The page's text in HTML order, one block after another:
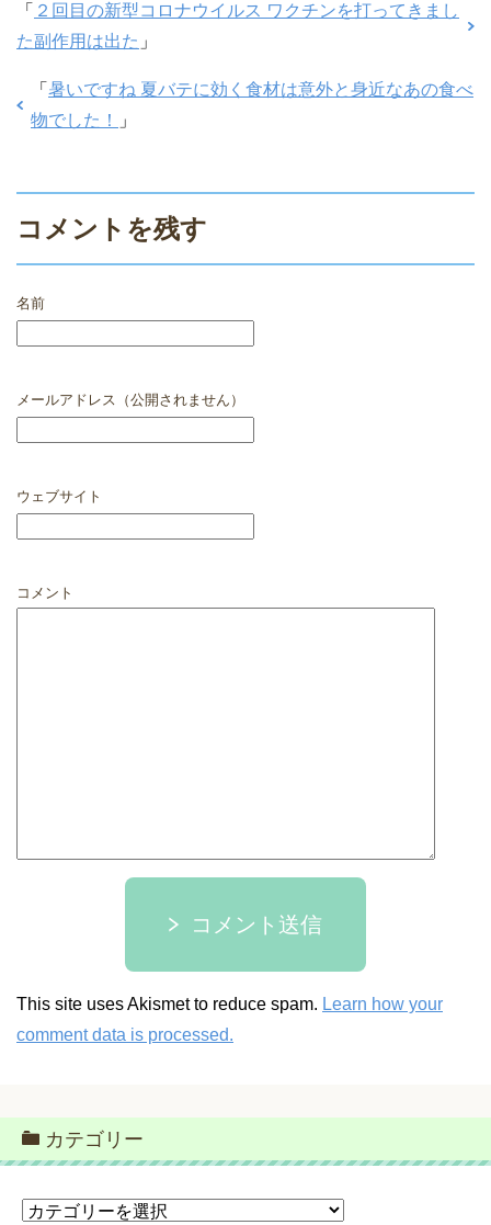
b
o
o
k
a
「 ２回目の新型コロナウイルス ワクチンを打ってきまし
た副作用は出た 」
「 暑いですね 夏バテに効く食材は意外と身近なあの食べ
物でした！
」
コメントを残す
名前
メールアドレス（公開されません）
ウェブサイト
コメント
コメント送信
This site uses Akismet to reduce spam. Learn how your
comment data is processed.
カテゴリー
カ